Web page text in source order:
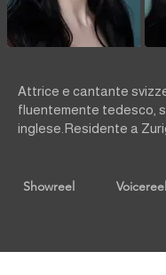
Attrice e cantante
fluentemente tedesco,
inglese.Residente a
Showreel Voicereel